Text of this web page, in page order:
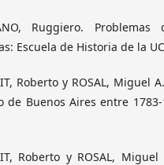
Ruggiero.
Escuela de Historia de la
Roberto y ROSAL, Miguel
de Buenos Aires entre
Roberto y ROSAL,